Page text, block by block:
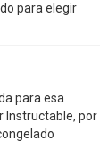
para elegir
para esa
Instructable, por